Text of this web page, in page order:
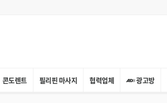
콘도렌트 필리핀 마사지 협력업체 광고방